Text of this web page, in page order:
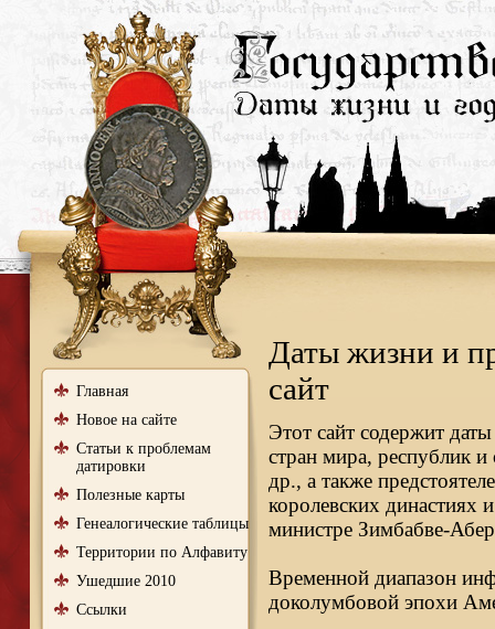
Главная
Новое на сайте
Статьи к проблемам
датировки
Полезные карты
Генеалогические таблицы
Территории по Алфавиту
Ушедшие 2010
Ссылки
Даты жизни и
сайт
Этот сайт содержит
стран мира, республик и
др., а также
королевских династиях
министре Зимбабве-
Временной диапазон
доколумбовой эпохи